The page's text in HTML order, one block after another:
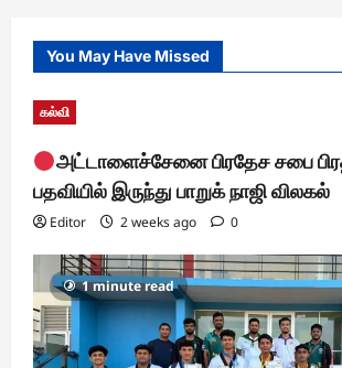
You May Have Missed
கல்வி
அட்டாளைச்சேனை பிரதேச சபை
பதவியில் இருந்து பாறுக் நாஜி விலகல்
Editor 2 weeks ago 0
1 minute read